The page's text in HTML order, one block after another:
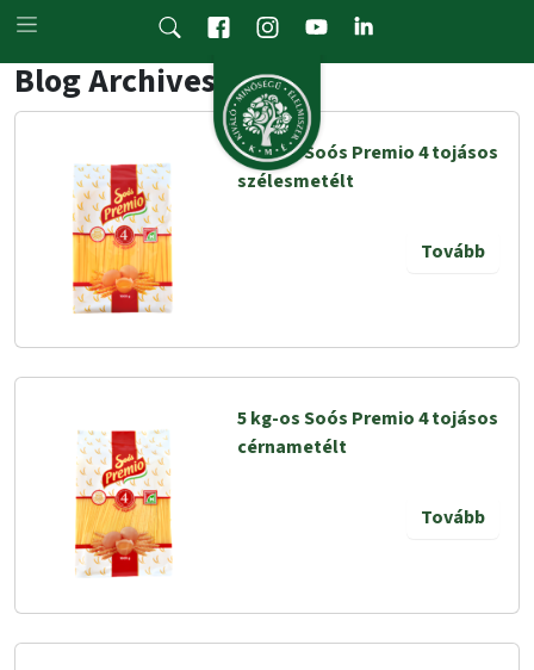
Skip to main content
Blog Archives
5 kg-os Soós Premio 4 tojásos
szélesmetélt
Tovább
5 kg-os Soós Premio 4 tojásos
cérnametélt
Tovább